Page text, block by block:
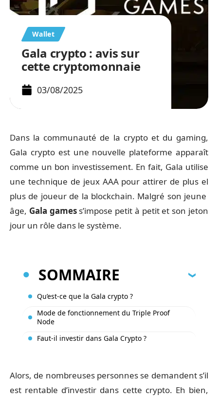
Wallet
Gala crypto : avis sur
cette cryptomonnaie
03/08/2025
Dans la communauté de la crypto et du gaming,
Gala crypto est une nouvelle plateforme apparaît
comme un bon investissement. En fait, Gala utilise
une technique de jeux AAA pour attirer de plus el
plus de joueur de la blockchain. Malgré son jeune
âge, Gala gamess’impose petit à petit et son jeton
jour un rôle dans le système.
SOMMAIRE
Qu’est-ce que la Gala crypto ?
Mode de fonctionnement du Triple Proof
Node
Faut-il investir dans Gala Crypto ?
Alors, de nombreuses personnes se demandent s’il
est rentable d’investir dans cette crypto. Eh bien,